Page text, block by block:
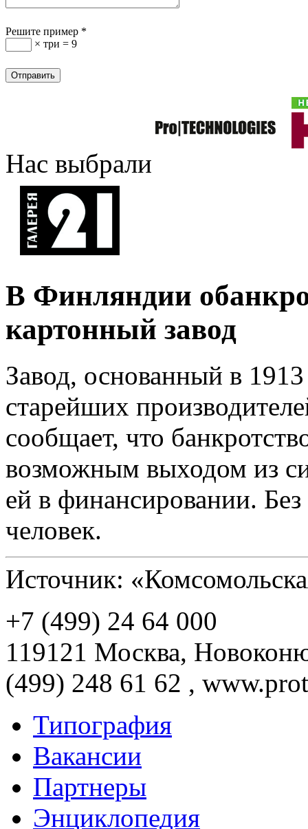
Решите пример *
× три = 9
Нас выбрали
В Финляндии
картонный завод
Завод, основанный в
старейших
сообщает, что
возможным выходом из
ей в финансировании.
человек.
Источник:
+7 (499) 24 64 000
119121 Москва,
(499) 248 61 62 ,
Типография
Вакансии
Партнеры
Энциклопедия